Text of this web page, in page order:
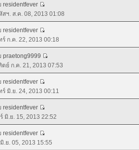
residentfever
สฯ. ส.ค. 08, 2013 01:08
residentfever
ร์ ก.ค. 22, 2013 00:18
praetong9999
ตย์ ก.ค. 21, 2013 07:53
residentfever
ร์ มิ.ย. 24, 2013 00:11
residentfever
ร์ มิ.ย. 15, 2013 22:52
residentfever
.ย. 05, 2013 15:55